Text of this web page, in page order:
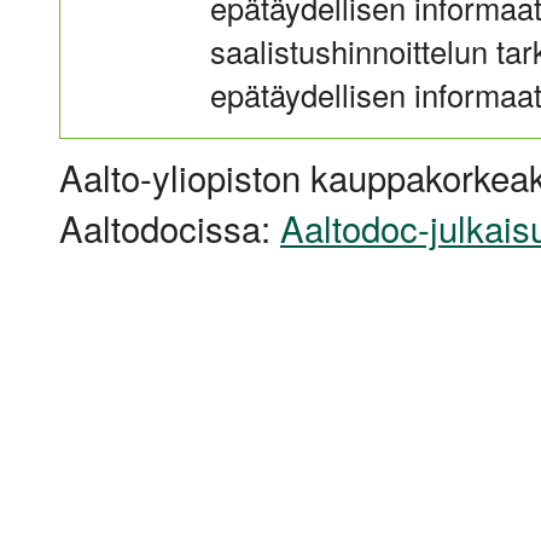
saalistushinnoittelun
epätäydellisen
Aalto-yliopiston
Aaltodocissa: Aaltodoc-